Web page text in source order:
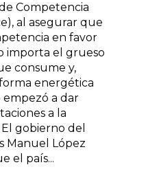
Competencia
al asegurar que
en favor
importa el grueso
consume y,
energética
empezó a dar
a la
gobierno del
Manuel López
el país...